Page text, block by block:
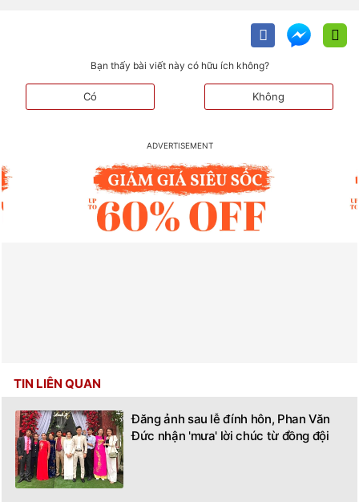
Bạn thấy bài viết này có hữu ích không?
Có Không
TIN LIÊN QUAN
Đăng ảnh sau lễ đính hôn, Phan Văn
Đức nhận 'mưa' lời chúc từ đồng đội